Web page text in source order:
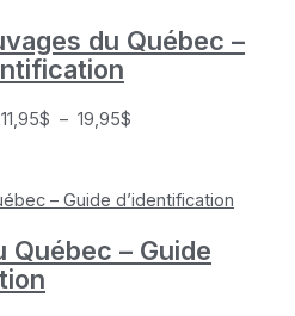
du Québec –
11,95$ – 19,95$
11,95$
19,95$
Québec – Guide